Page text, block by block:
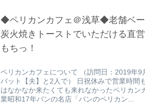
◆ペリカンカフェ＠浅草◆老舗ベー
炭火焼きトーストでいただける直
もちっ！
ペリカンカフェについて （訪問日：2019
バット【夫】と2人で） 日祝休みで営業時間
はなかなか来たくても来れなかったペリカン
業昭和17年パンの名店「パンのペリカン...